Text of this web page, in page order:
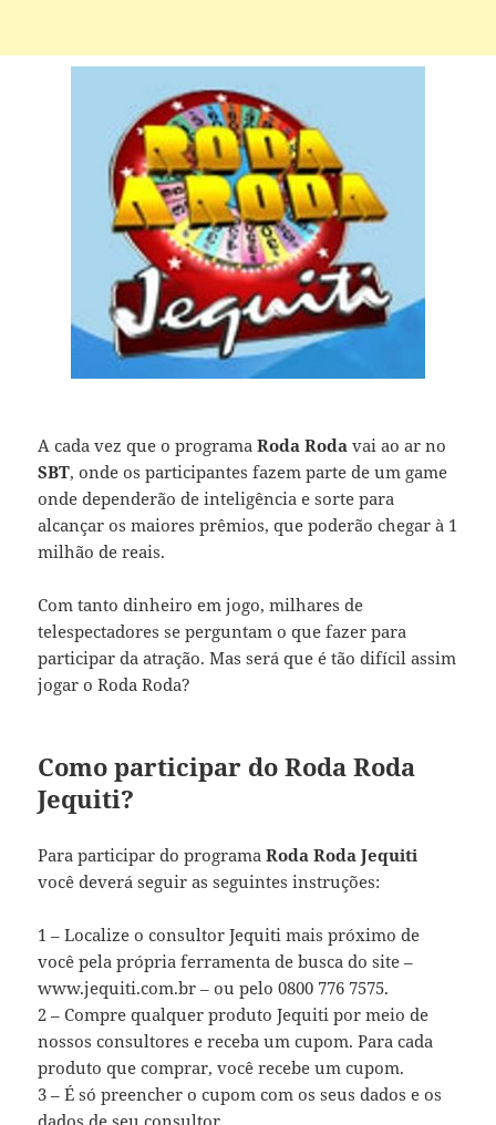
A cada vez que o programaRoda Roda vai ao ar no
SBT, onde os participantes fazem parte de um game
onde dependerão de inteligência e sorte para
alcançar os maiores prêmios, que poderão chegar à 1
milhão de reais.
Com tanto dinheiro em jogo, milhares de
telespectadores se perguntam o que fazer para
participar da atração. Mas será que é tão difícil assim
jogar o Roda Roda?
Como participar do Roda Roda
Jequiti?
Para participar do programaRoda Roda Jequiti
você deverá seguir as seguintes instruções:
1 – Localize o consultor Jequiti mais próximo de
você pela própria ferramenta de busca do site –
www.jequiti.com.br – ou pelo 0800 776 7575.
2 – Compre qualquer produto Jequiti por meio de
nossos consultores e receba um cupom. Para cada
produto que comprar, você recebe um cupom.
3 – É só preencher o cupom com os seus dados e os
dados de seu consultor.